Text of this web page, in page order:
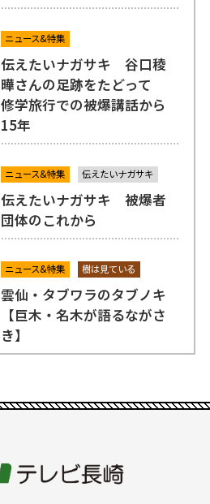
ニュース&特集
伝えたいナガサキ 谷口稜
曄さんの足跡をたどって
修学旅行での被爆講話から
15年
ニュース&特集 伝えたいナガサキ
伝えたいナガサキ 被爆者
団体のこれから
ニュース&特集 樹は見ている
雲仙・タブワラのタブノキ
【巨木・名木が語るながさ
き】